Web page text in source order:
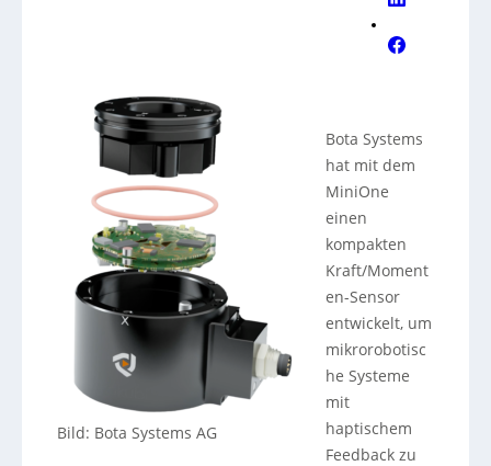
Bild: Bota Systems AG
Bota Systems
hat mit dem
MiniOne
einen
kompakten
Kraft/Moment
en-Sensor
entwickelt, um
mikrorobotisc
he Systeme
mit
haptischem
Feedback zu